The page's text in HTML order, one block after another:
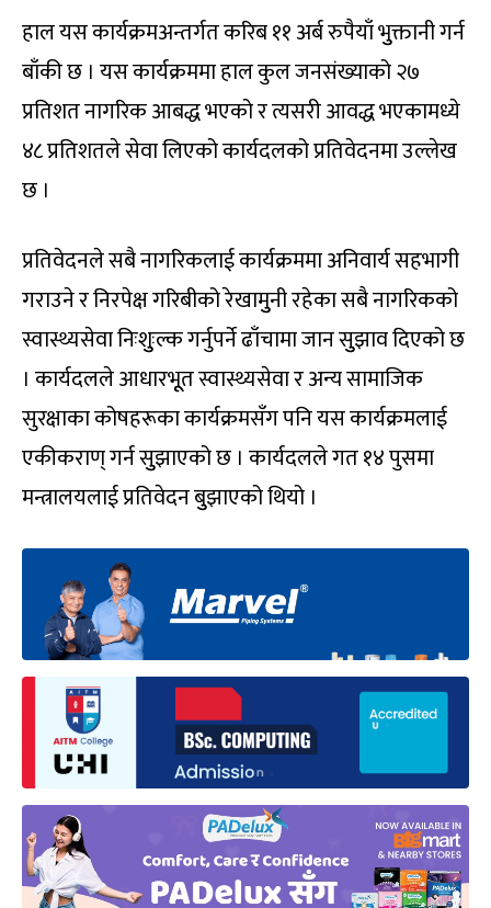
हाल यस कार्यक्रमअन्तर्गत करिब ११ अर्ब रुपैयाँ भुुक्तानी गर्न
बाँकी छ । यस कार्यक्रममा हाल कुल जनसंख्याको २७
प्रतिशत नागरिक आबद्ध भएको र त्यसरी आवद्ध भएकामध्ये
४८ प्रतिशतले सेवा लिएको कार्यदलको प्रतिवेदनमा उल्लेख
छ ।
प्रतिवेदनले सबै नागरिकलाई कार्यक्रममा अनिवार्य सहभागी
गराउने र निरपेक्ष गरिबीको रेखामुुनी रहेका सबै नागरिकको
स्वास्थ्यसेवा निःशुुःल्क गर्नुपर्ने ढाँचामा जान सुुझाव दिएको छ
। कार्यदलले आधारभूूत स्वास्थ्यसेवा र अन्य सामाजिक
सुरक्षाका कोषहरूका कार्यक्रमसँग पनि यस कार्यक्रमलाई
एकीकराण् गर्न सुुझाएको छ । कार्यदलले गत १४ पुसमा
मन्त्रालयलाई प्रतिवेदन बुुझाएको थियो ।